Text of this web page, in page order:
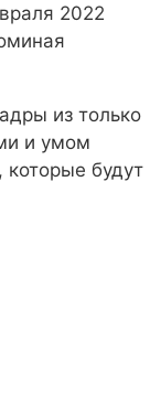
2022
из только
и умом
будут